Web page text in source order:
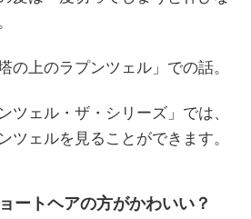
の上のラプンツェル」での話。
ツェル・ザ・シリーズ」では、
ツェルを見ることができます。
ートヘアの方がかわいい？